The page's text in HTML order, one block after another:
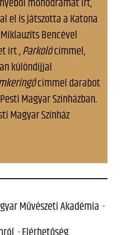
el is játszotta a Katona
Bencével
írt, Parkolócímmel,
különdíjjal
címmel darabot
Magyar Színházban.
Magyar Színház
Művészeti Akadémia